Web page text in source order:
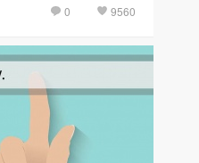
9560
0